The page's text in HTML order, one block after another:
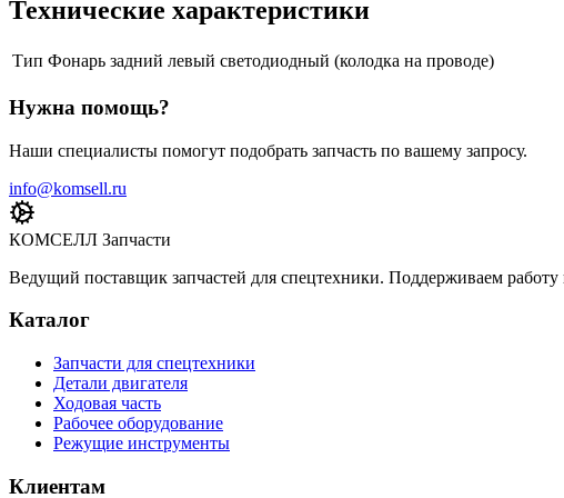
Технические характеристики
Тип Фонарь задний левый светодиодный (колодка на проводе)
Нужна помощь?
Наши специалисты помогут подобрать запчасть по вашему запросу.
info@komsell.ru
КОМСЕЛЛ Запчасти
Ведущий поставщик запчастей для спецтехники. Поддерживаем работу
Каталог
Запчасти для спецтехники
Детали двигателя
Ходовая часть
Рабочее оборудование
Режущие инструменты
Клиентам